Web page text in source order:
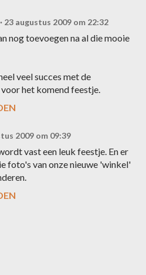
23 augustus 2009 om 22:32
nog toevoegen na al die mooie
veel succes met de
het komend feestje.
2009 om 09:39
vast een leuk feestje. En er
foto's van onze nieuwe 'winkel'